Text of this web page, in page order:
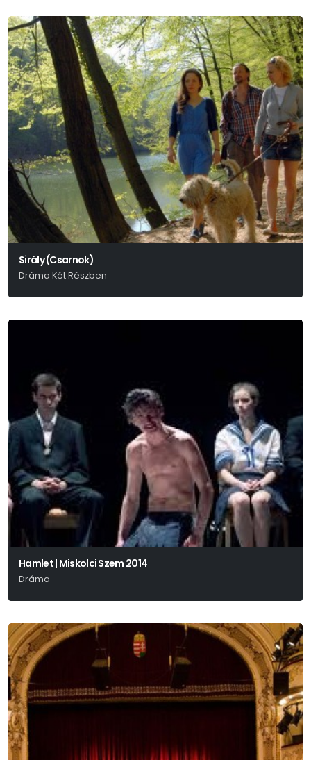
Sirály (Csarnok)
Dráma Két Részben
Hamlet | Miskolci Szem 2014
Dráma